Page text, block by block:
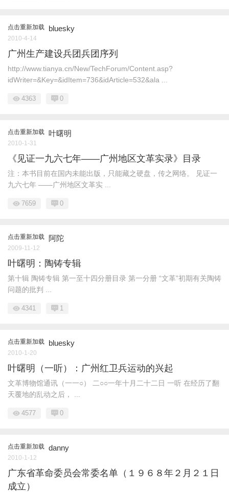
点击重新加载 bluesky
2010-4-14
广州生产建设兵团兵团序列
http://www.tianya.cn/New/TechForum/Content.asp?
idWriter=&Key=&idItem=736&idArticle=532&ala ...
4363 0
点击重新加载 叶曙明
2010-1-31
《见证一九六七年——广州地区文革实录》目录
注：本书目前在国内未能出版，只能藏之硬盘，传之网络。 见证一
九六七年 ——广州地区文革实 ...
7659 0
点击重新加载 阿陀
2009-11-12
叶曙明：陶铸专辑
第十辑 陶铸专辑 第一至十四分册目录 第一分册 “文革”初期有关陶铸
问题的批判 ...
4341 1
点击重新加载 bluesky
2010-1-20
叶曙明（一听）：广州红卫兵运动的兴起
文革博物馆通讯（一一○） 二○○一年十月二十二日 一听 在经历了翻
天覆地的乱动之后， ...
4577 0
点击重新加载 danny
2010-1-12
广东省革命委员会常委名单（１９６８年２月２１日
成立）